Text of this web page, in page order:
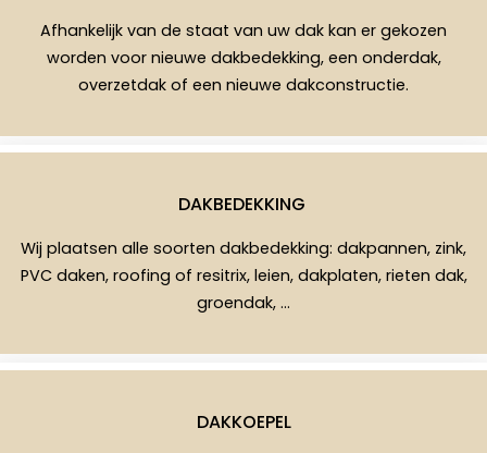
Afhankelijk van de staat van uw dak kan er gekozen
worden voor nieuwe dakbedekking, een onderdak,
overzetdak of een nieuwe dakconstructie.
DAKBEDEKKING
Wij plaatsen alle soorten dakbedekking: dakpannen, zink,
PVC daken, roofing of resitrix, leien, dakplaten, rieten dak,
groendak, …
DAKKOEPEL